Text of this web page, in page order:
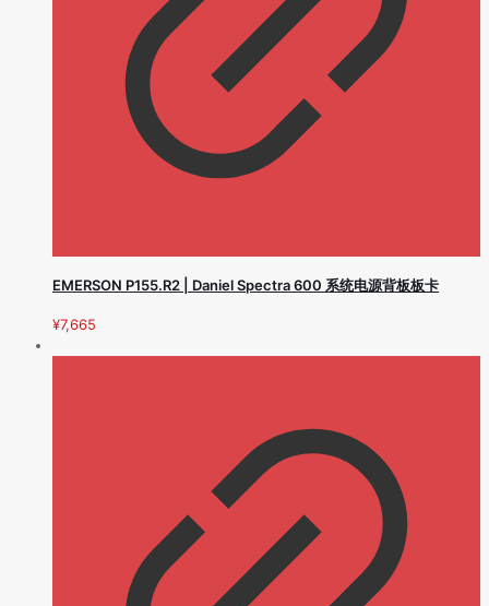
EMERSON P155.R2 | Daniel Spectra 600 系统电源背板板卡
¥7,665